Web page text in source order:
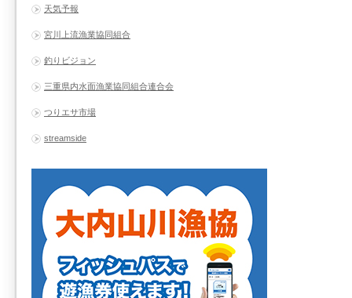
天気予報
宮川上流漁業協同組合
釣りビジョン
三重県内水面漁業協同組合連合会
つりエサ市場
streamside